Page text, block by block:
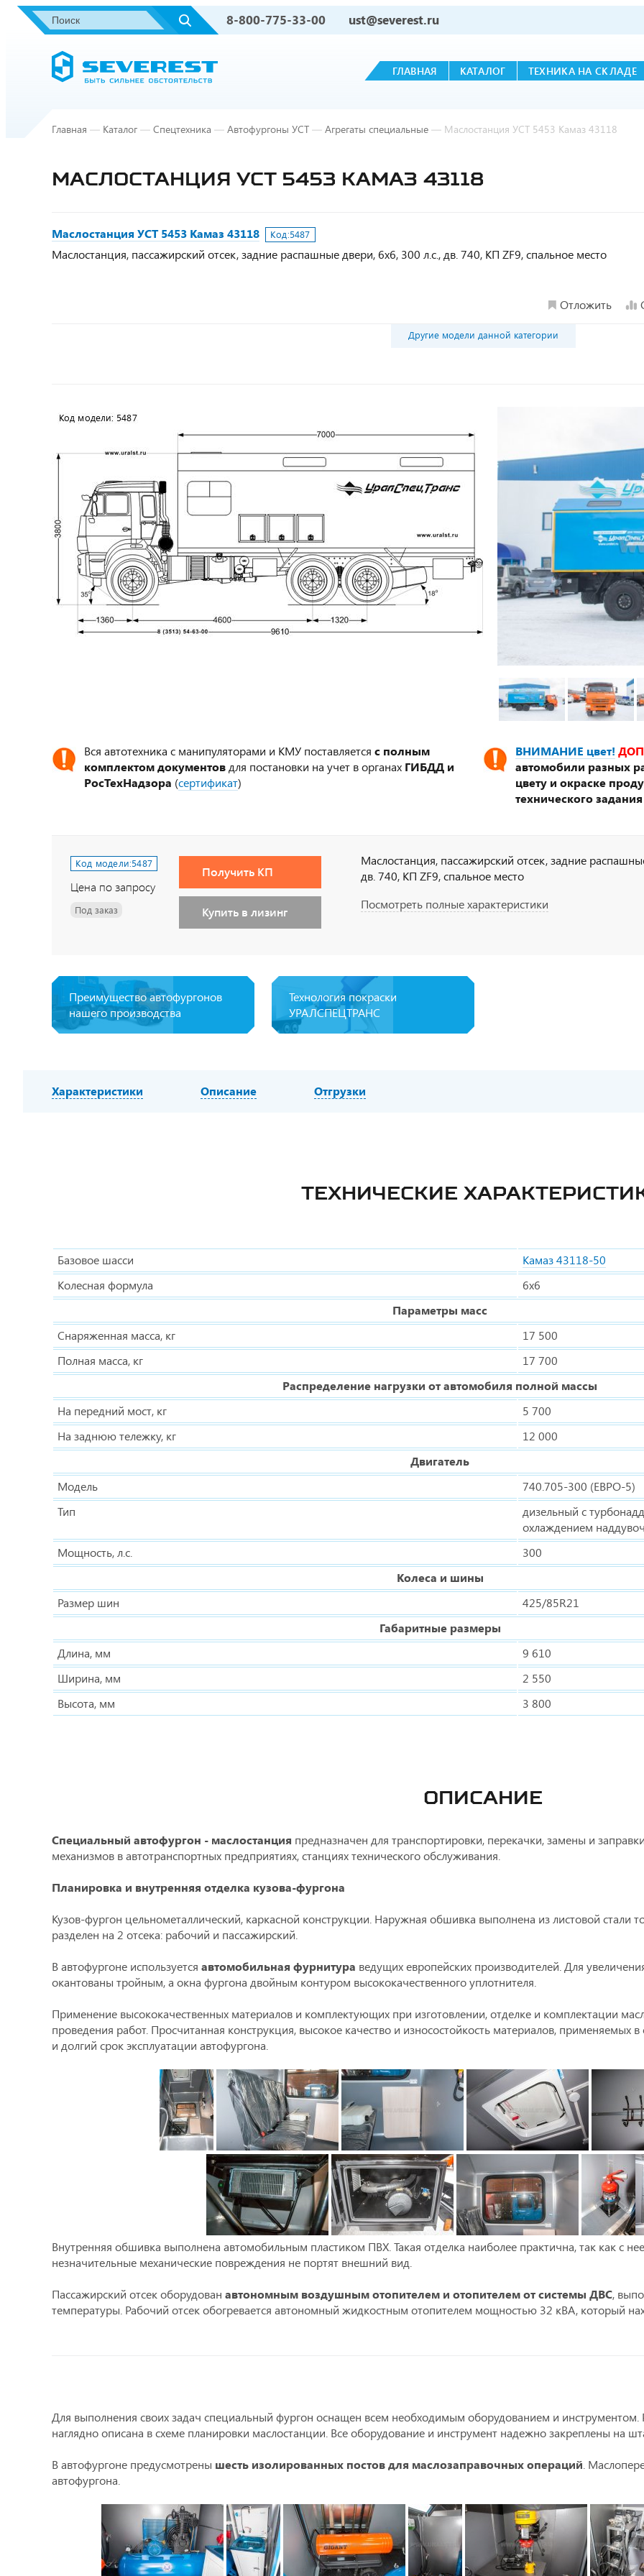
8-800-775-33-00 ust@severest.ru
ГЛАВНАЯ КАТАЛОГ ТЕХНИКА НА СКЛАДЕ
Главная — Каталог — Спецтехника — Автофургоны УСТ — Агрегаты специальные — Маслостанция УСТ 5453 Камаз 43118
МАСЛОСТАНЦИЯ УСТ 5453 КАМАЗ 43118
Маслостанция УСТ 5453 Камаз 43118 Код:5487
Маслостанция, пассажирский отсек, задние распашные двери, 6х6, 300 л.с., дв. 740, КП ZF9, спальное место
Отложить
Другие модели данной категории
Вся автотехника с манипуляторами и КМУ поставляется с полным
комплектом документов для постановки на учет в органах ГИБДД и
РосТехНадзора (сертификат)
ВНИМАНИЕ цвет!
автомобили разных
цвету и окраске
технического
Код модели:5487
Цена по запросу
Под заказ
Получить КП
Купить в лизинг
Маслостанция, пассажирский отсек, задние
дв. 740, КП ZF9, спальное место
Посмотреть полные характеристики
Преимущество автофургонов
нашего производства
Технология покраски
УРАЛСПЕЦТРАНС
Характеристики Описание Отгрузки
ТЕХНИЧЕСКИЕ
Базовое шасси
Камаз 43118-50
Колесная формула
6х6
Параметры масс
Снаряженная масса, кг
17 500
Полная масса, кг
17 700
Распределение нагрузки от автомобиля полной массы
На передний мост, кг
5 700
На заднюю тележку, кг
12 000
Двигатель
Модель
740.705-300 (ЕВРО-5)
Тип
дизельный с
охлаждением
Мощность, л.с.
300
Колеса и шины
Размер шин
425/85R21
Габаритные размеры
Длина, мм
9 610
Ширина, мм
2 550
Высота, мм
3 800
ОПИСАНИЕ
Специальный автофургон - маслостанция предназначен для транспортировки, перекачки, замены и
механизмов в автотранспортных предприятиях, станциях технического обслуживания.
Планировка и внутренняя отделка кузова-фургона
Кузов-фургон цельнометаллический, каркасной конструкции. Наружная обшивка выполнена из листовой
разделен на 2 отсека: рабочий и пассажирский.
В автофургоне используется автомобильная фурнитура ведущих европейских производителей. Для
окантованы тройным, а окна фургона двойным контуром высококачественного уплотнителя.
Применение высококачественных материалов и комплектующих при изготовлении, отделке и комплектации
проведения работ. Просчитанная конструкция, высокое качество и износостойкость материалов, применяемых
и долгий срок эксплуатации автофургона.
Внутренняя обшивка выполнена автомобильным пластиком ПВХ. Такая отделка наиболее практична, так как с
незначительные механические повреждения не портят внешний вид.
Пассажирский отсек оборудован автономным воздушным отопителем и отопителем от системы ДВС,
температуры. Рабочий отсек обогревается автономный жидкостным отопителем мощностью 32 кВА, который
Для выполнения своих задач специальный фургон оснащен всем необходимым оборудованием и
наглядно описана в схеме планировки маслостанции. Все оборудование и инструмент надежно закреплены на
В автофургоне предусмотрены шесть изолированных постов для маслозаправочных операций .
автофургона.